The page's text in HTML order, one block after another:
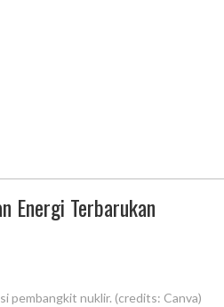
Energi Terbarukan
pembangkit nuklir. (credits: Canva)